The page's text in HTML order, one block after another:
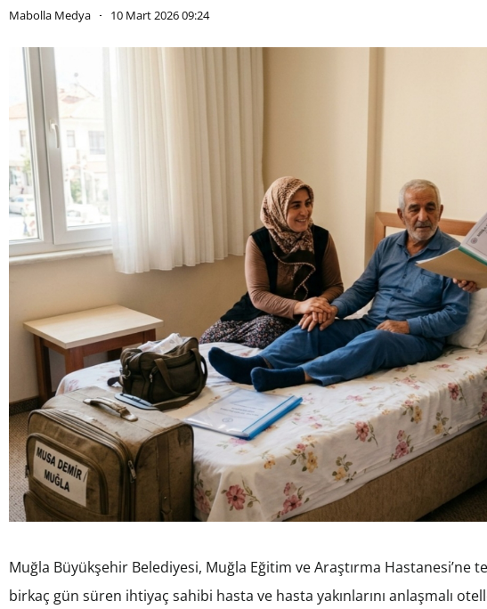
Mabolla Medya 10 Mart 2026 09:24
Muğla Büyükşehir Belediyesi, Muğla Eğitim ve Araştırma Hastanesi’ne
birkaç gün süren ihtiyaç sahibi hasta ve hasta yakınlarını anlaşmalı